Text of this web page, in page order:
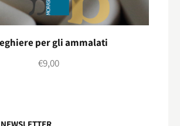
per gli ammalati
€9,00